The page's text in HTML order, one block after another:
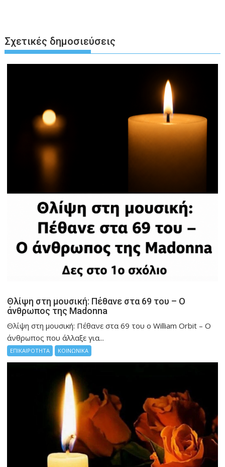
Σχετικές δημοσιεύσεις
Θλίψη στη μουσική: Πέθανε στα 69 του – Ο
άνθρωπος της Madonna
Θλίψη στη μουσική: Πέθανε στα 69 του ο William Orbit – Ο
άνθρωπος που άλλαξε για...
ΕΠΙΚΑΙΡΟΤΗΤΑ ΚΟΙΝΩΝΙΚΑ